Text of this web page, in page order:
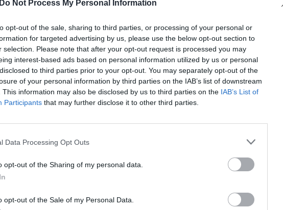
Do Not Process My Personal Information
opt-out of the sale, sharing to third parties, or processing of your personal or
for targeted advertising by us, please use the below opt-out section to
selection. Please note that after your opt-out request is processed you may
interest-based ads based on personal information utilized by us or personal
to third parties prior to your opt-out. You may separately opt-out of the
of your personal information by third parties on the IAB’s list of downstream
This information may also be disclosed by us to third parties on the IAB’s List of
Participants that may further disclose it to other third parties.
Data Processing Opt Outs
opt-out of the Sharing of my personal data.
opt-out of the Sale of my Personal Data.
Aurelijus Verygateigia – visuomenė
numoja ranka į įspėjimus, susirenka ir švenčia.
koronavirusas (Uhano virusas)
tik Lrytas.TV
–
užgaulūs įvardžiai
įsitvirtinti
Laidos | Nauja diena